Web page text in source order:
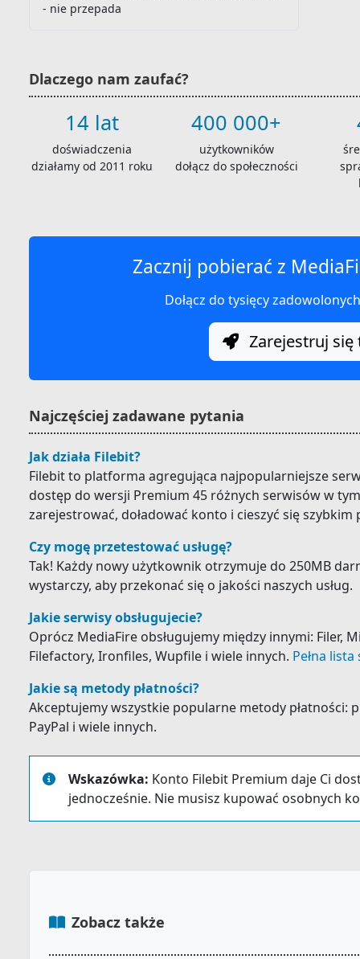
- nie przepada
Dlaczego nam zaufać?
14 lat
doświadczenia
działamy od 2011 roku
400 000+
użytkowników
dołącz do społeczności
Zacznij pobierać z
Dołącz do tysięcy
Zarejestruj się
Najczęściej zadawane pytania
Jak działa Filebit?
Filebit to platforma agregująca najpopularniejsze
dostęp do wersji Premium 45 różnych serwisów w
zarejestrować, doładować konto i cieszyć się szybkim
Czy mogę przetestować usługę?
Tak! Każdy nowy użytkownik otrzymuje do 250MB
wystarczy, aby przekonać się o jakości naszych usług.
Jakie serwisy obsługujecie?
Oprócz MediaFire obsługujemy między innymi: Filer,
Filefactory, Ironfiles, Wupfile i wiele innych. Pełna
Jakie są metody płatności?
Akceptujemy wszystkie popularne metody płatności:
PayPal i wiele innych.
Wskazówka: Konto Filebit Premium daje Ci
jednocześnie. Nie musisz kupować osobnych
Zobacz także